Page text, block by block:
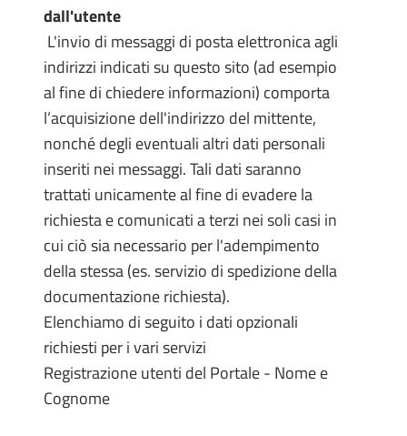
dall'utente
L'invio di messaggi di posta elettronica agli
indirizzi indicati su questo sito (ad esempio
al fine di chiedere informazioni) comporta
l’acquisizione dell'indirizzo del mittente,
nonché degli eventuali altri dati personali
inseriti nei messaggi. Tali dati saranno
trattati unicamente al fine di evadere la
richiesta e comunicati a terzi nei soli casi in
cui ciò sia necessario per l'adempimento
della stessa (es. servizio di spedizione della
documentazione richiesta).
Elenchiamo di seguito i dati opzionali
richiesti per i vari servizi
Registrazione utenti del Portale - Nome e
Cognome